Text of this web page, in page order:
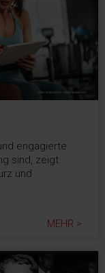
engagierte
sind, zeigt
und
MEHR >